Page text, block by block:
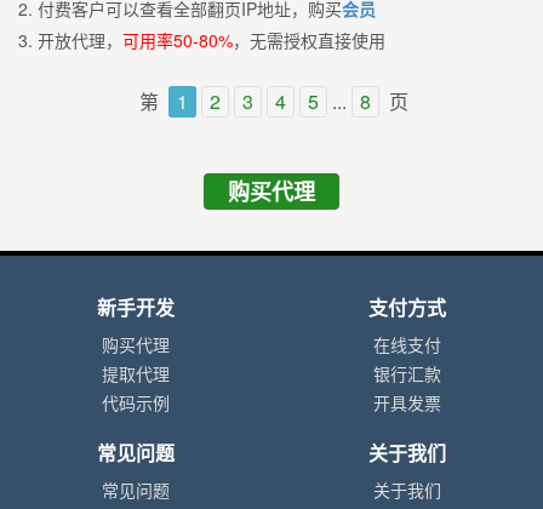
2. 付费客户可以查看全部翻页IP地址，购买会员
3. 开放代理，
可用率50-80%，无需授权直接使用
第 1 2 3 4 5 8 页
购买代理
新手开发
购买代理
提取代理
代码示例
支付方式
在线支付
银行汇款
开具发票
常见问题
常见问题
关于我们
关于我们